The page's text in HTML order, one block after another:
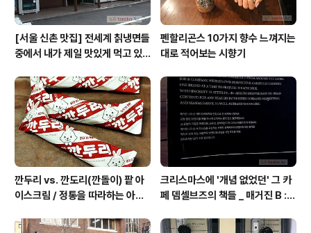
[서울 신촌 맛집] 전세계 칡냉면들
중에서 내가 제일 맛있게 먹고 있
펜할리곤스 10가지 향수 느껴지는
대로 적어보는 시향기
깐두리 vs. 깐도리(깐돌이) 팥 아
이스크림 / 정통을 따라하는 아류
스크림
크리스마스에 '개념 없었던' 그 카
페 뎀셀브즈의 책들 _ 매거진 B :
커피